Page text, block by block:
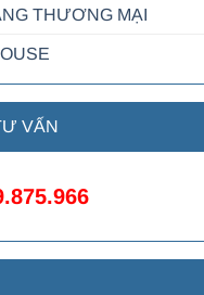
THƯƠNG MẠI
VẤN